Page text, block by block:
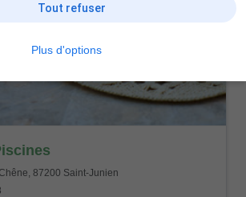
87200 Saint-Junien
Tout refuser
Plus d'options